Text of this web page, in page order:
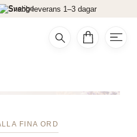
Snabb leverans 1–3 dagar
FINA ORD